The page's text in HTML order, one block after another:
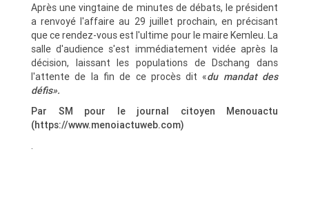
Après une vingtaine de minutes de débats, le président
a renvoyé l'affaire au 29 juillet prochain, en précisant
que ce rendez-vous est l'ultime pour le maire Kemleu. La
salle d'audience s'est immédiatement vidée après la
décision, laissant les populations de Dschang dans
l'attente de la fin de ce procès dit «du mandat des
défis».
Par SM pour le journal citoyen Menouactu
(https://www.menoiactuweb.com)
.